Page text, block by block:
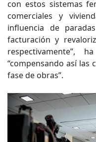
con estos sistemas
comerciales y
influencia de
facturación y
respectivamente”,
“compensando así las
fase de obras”.